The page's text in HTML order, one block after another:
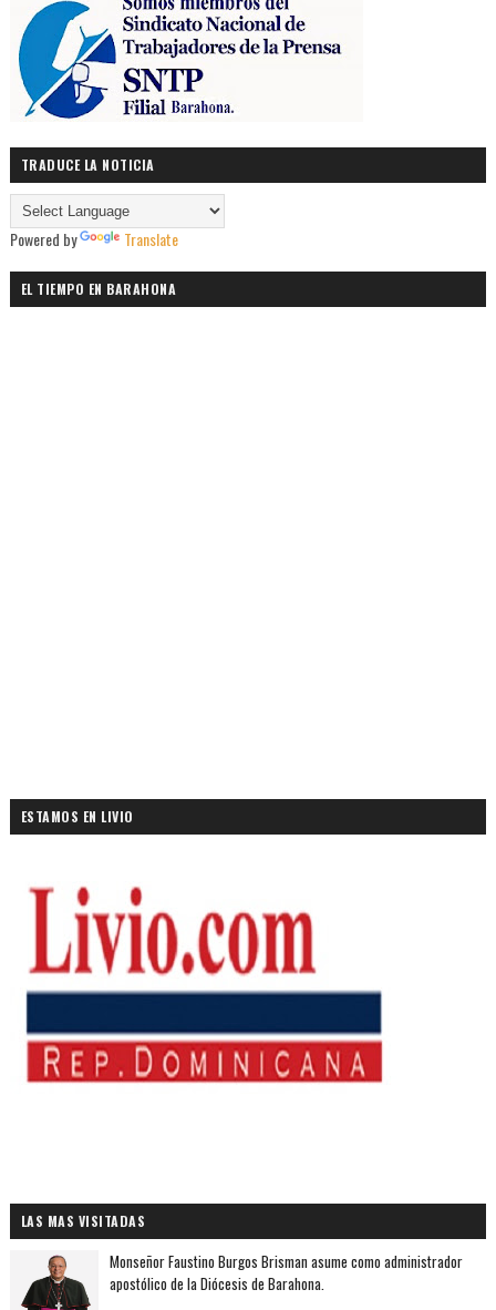
TRADUCE LA NOTICIA
Powered by Translate
EL TIEMPO EN BARAHONA
ESTAMOS EN LIVIO
LAS MAS VISITADAS
Monseñor Faustino Burgos Brisman asume como administrador
apostólico de la Diócesis de Barahona.